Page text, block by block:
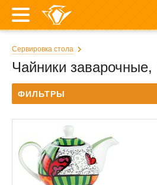
Сервировка стола
Чайники
ФИЛЬТРЫ